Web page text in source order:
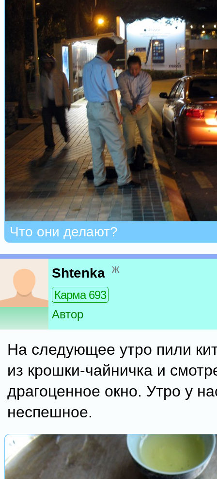
Что они делают?
Shtenka ж
Карма 693
Автор
На следующее утро пили
из крошки-чайничка и
драгоценное окно. Утро у
неспешное.